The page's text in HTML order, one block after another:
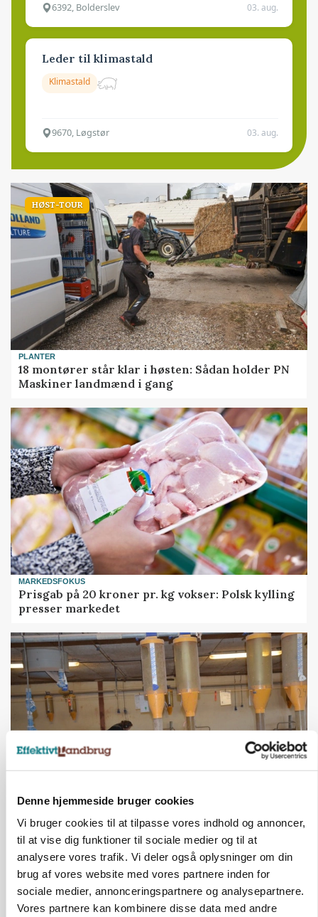
Denne hjemmeside bruger cookies
Vi bruger cookies til at tilpasse vores indhold og annoncer,
til at vise dig funktioner til sociale medier og til at
analysere vores trafik. Vi deler også oplysninger om din
brug af vores website med vores partnere inden for
sociale medier, annonceringspartnere og analysepartnere.
Vores partnere kan kombinere disse data med andre
6392, Bolderslev 03. aug.
Leder til klimastald
Klimastald
9670, Løgstør 03. aug.
HØST-TOUR
PLANTER
18 montører står klar i høsten: Sådan holder PN
Maskiner landmænd i gang
MARKEDSFOKUS
Prisgab på 20 kroner pr. kg vokser: Polsk kylling
presser markedet
GRISE
Rådgiver om DB-Tjek: Små justeringer kan give
store besparelser
Loading...